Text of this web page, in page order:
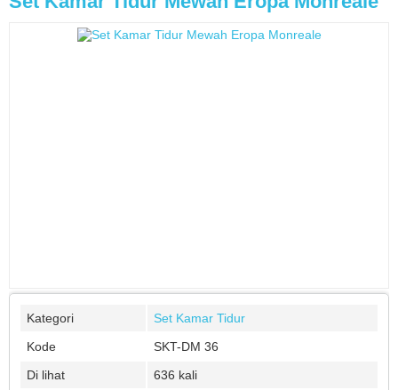
Kategori
Set Kamar Tidur
Kode
SKT-DM 36
Di lihat
636 kali